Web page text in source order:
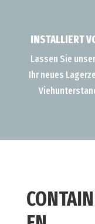
INSTALLIERT
Lassen Sie
Ihr neues